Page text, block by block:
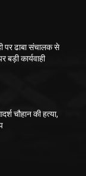
पर ढाबा संचालक से
बड़ी कार्यवाही
चौहान की हत्या,